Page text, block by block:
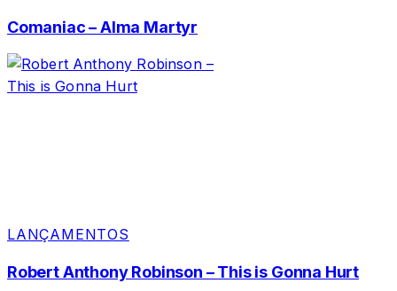
Comaniac – Alma Martyr
LANÇAMENTOS
Robert Anthony Robinson – This is Gonna Hurt